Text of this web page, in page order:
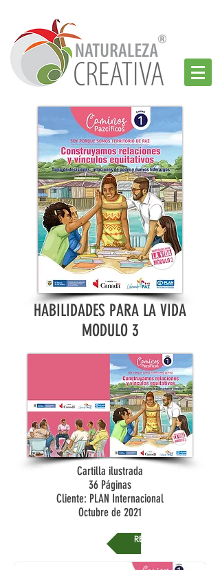
HABILIDADES PARA LA VIDA
MODULO 3
Cartilla ilustrada
36 Páginas
Cliente: PLAN Internacional
Octubre de 2021
REGRESAR